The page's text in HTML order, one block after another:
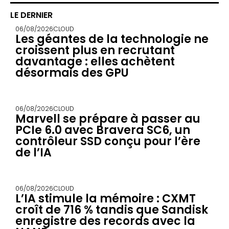
LE DERNIER
06/08/2026CLOUD
Les géantes de la technologie ne
croissent plus en recrutant
davantage : elles achètent
désormais des GPU
06/08/2026CLOUD
Marvell se prépare à passer au
PCIe 6.0 avec Bravera SC6, un
contrôleur SSD conçu pour l’ère
de l’IA
06/08/2026CLOUD
L’IA stimule la mémoire : CXMT
croît de 716 % tandis que Sandisk
enregistre des records avec la